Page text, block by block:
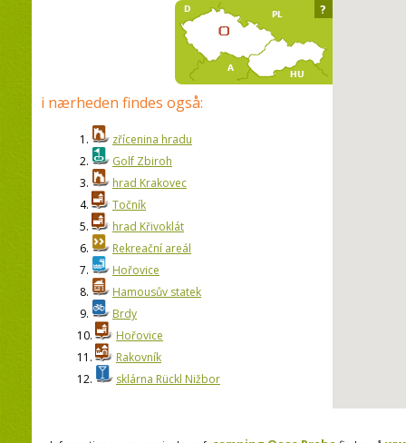
i nærheden findes også:
1.
zřícenina hradu
2.
Golf Zbiroh
3.
hrad Krakovec
4.
Točník
5.
hrad Křivoklát
6.
Rekreační areál
7.
Hořovice
8.
Hamousův statek
9.
Brdy
10.
Hořovice
11.
Rakovník
12.
sklárna Rückl Nižbor
?